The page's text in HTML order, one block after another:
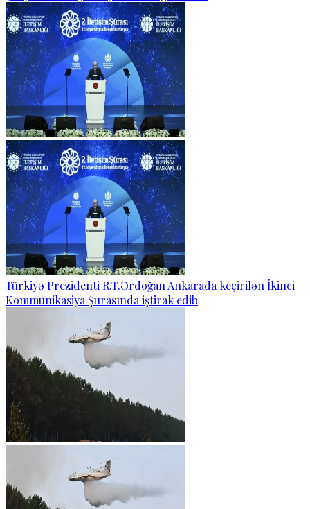
Türkiyə Prezidenti R.T.Ərdoğan Ankarada keçirilən İkinci
Kommunikasiya Şurasında iştirak edib